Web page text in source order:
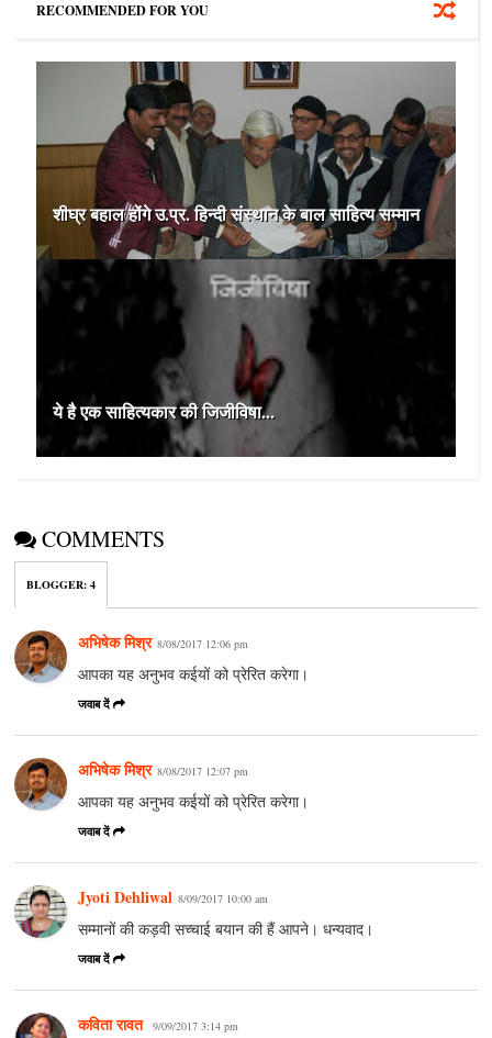
RECOMMENDED FOR YOU
शीघ्र बहाल होंगे उ.प्र. हिन्दी संस्थान के बाल साहित्य सम्मान
ये है एक साहित्‍यकार की जिजीविषा...
COMMENTS
BLOGGER:4
अभिषेक मिश्र 8/08/2017 12:06 pm
आपका यह अनुभव कईयों को प्रेरित करेगा।
जवाब दें
अभिषेक मिश्र 8/08/2017 12:07 pm
आपका यह अनुभव कईयों को प्रेरित करेगा।
जवाब दें
Jyoti Dehliwal 8/09/2017 10:00 am
सम्मानों की कड़वी सच्चाई बयान की हैं आपने। धन्यवाद।
जवाब दें
कविता रावत 9/09/2017 3:14 pm